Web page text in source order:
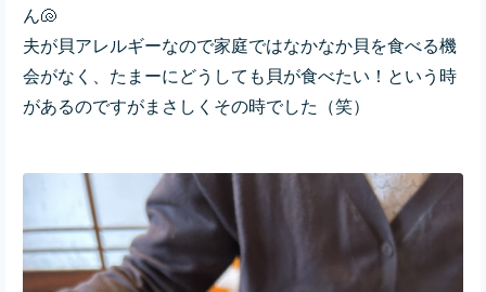
ん🐚
夫が貝アレルギーなので家庭ではなかなか貝を食べる機
会がなく、たまーにどうしても貝が食べたい！という時
があるのですがまさしくその時でした（笑）